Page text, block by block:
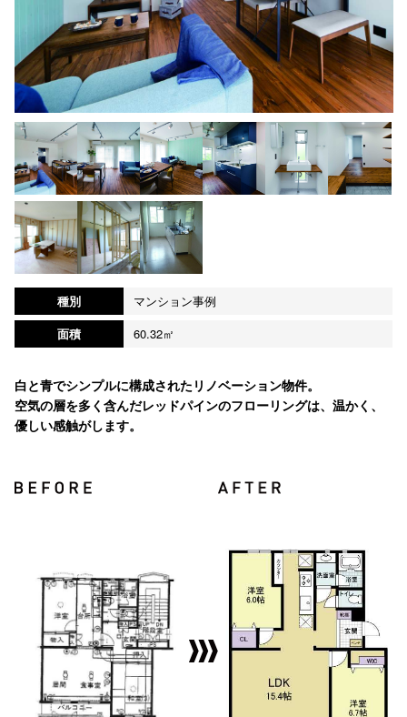
種別
マンション事例
面積
60.32㎡
白と青でシンプルに構成されたリノベーション物件。
空気の層を多く含んだレッドパインのフローリングは、温かく、
優しい感触がします。